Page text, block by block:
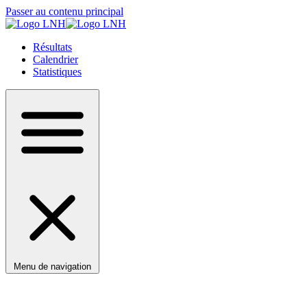
Passer au contenu principal
Résultats
Calendrier
Statistiques
Menu de navigation